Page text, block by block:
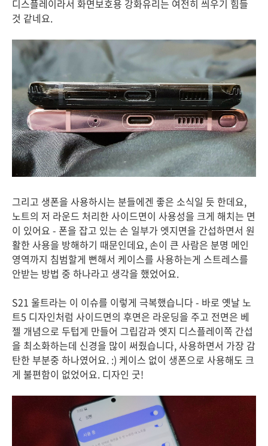
디스플레이라서 화면보호용 강화유리는 여전히 씌우기 힘들
것 같네요.
그리고 생폰을 사용하시는 분들에겐 좋은 소식일 듯 한데요,
노트의 저 라운드 처리한 사이드면이 사용성을 크게 해치는 면
이 있어요 - 폰을 잡고 있는 손 일부가 엣지면을 간섭하면서 원
활한 사용을 방해하기 때문인데요, 손이 큰 사람은 분명 메인
영역까지 침범할게 뻔해서 케이스를 사용하는게 스트레스를
안받는 방법 중 하나라고 생각을 했었어요.
S21 울트라는 이 이슈를 이렇게 극복했습니다 - 바로 옛날 노
트5 디자인처럼 사이드면의 후면은 라운딩을 주고 전면은 베
젤 개념으로 두텁게 만들어 그립감과 엣지 디스플레이쪽 간섭
을 최소화하는데 신경을 많이 써줬습니다, 사용하면서 가장 감
탄한 부분중 하나였어요. :) 케이스 없이 생폰으로 사용해도 크
게 불편함이 없었어요. 디자인 굿!